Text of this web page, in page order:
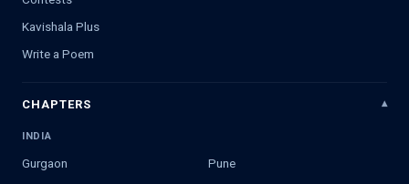
Kavishala Plus
Write a Poem
CHAPTERS
INDIA
Gurgaon
Pune